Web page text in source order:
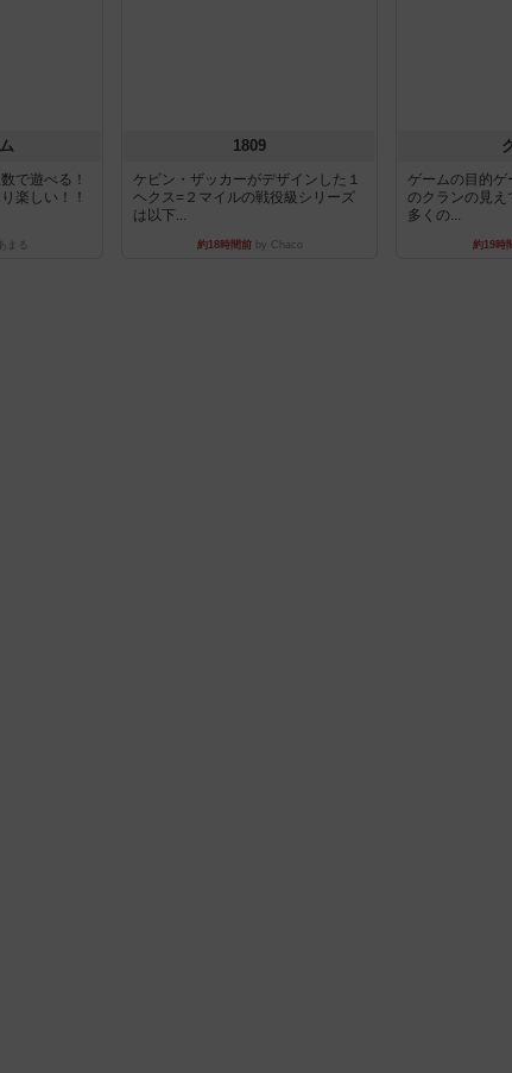
で遊べる！
楽しい！！
まる
1809
ケビン・ザッカーがデザインした１
ヘクス=２マイルの戦役級シリーズ
は以下...
約18時間前by Chaco
ゲームの目的ゲ
のクランの見え
多くの...
約19時